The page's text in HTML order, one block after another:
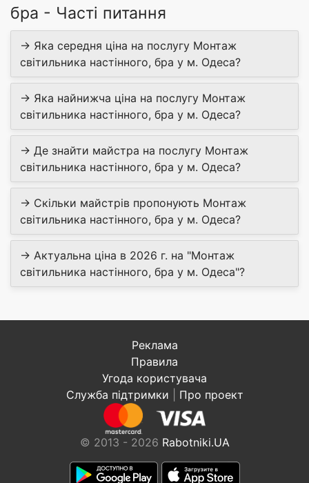
бра - Часті питання
→ Яка середня ціна на послугу Монтаж
світильника настінного, бра у м. Одеса?
→ Яка найнижча ціна на послугу Монтаж
світильника настінного, бра у м. Одеса?
→ Де знайти майстра на послугу Монтаж
світильника настінного, бра у м. Одеса?
→ Скільки майстрів пропонують Монтаж
світильника настінного, бра у м. Одеса?
→ Актуальна ціна в 2026 г. на "Монтаж
світильника настінного, бра у м. Одеса"?
Реклама
Правила
Угода користувача
Служба підтримки
Про проект
© 2013 - 2026 Rabotniki.UA